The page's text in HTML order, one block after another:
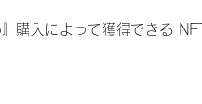
購入によって獲得できる